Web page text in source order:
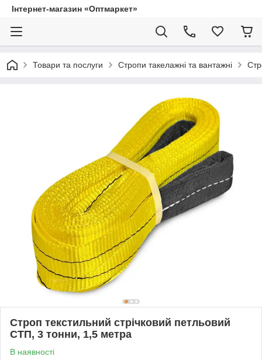
Інтернет-магазин «Оптмаркет»
Товари та послуги Стропи такелажні та вантажні
Строп текстильний стрічковий петльовий
СТП, 3 тонни, 1,5 метра
В наявності